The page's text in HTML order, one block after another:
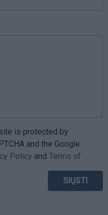
is protected by
and the Google
Policy and Terms of